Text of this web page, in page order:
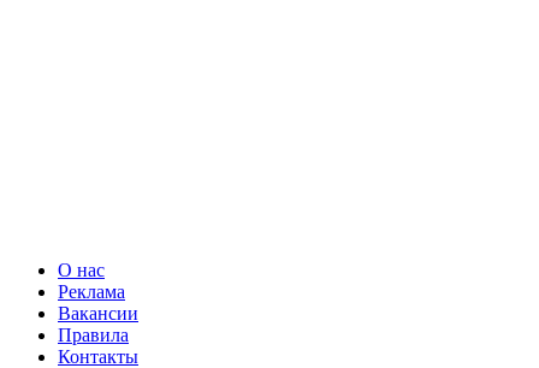
О нас
Реклама
Вакансии
Правила
Контакты